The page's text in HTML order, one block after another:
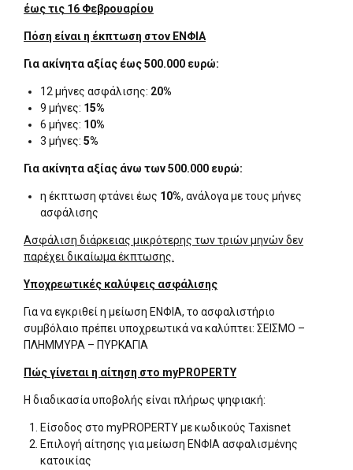
έως τις 16 Φεβρουαρίου
Πόση είναι η έκπτωση στον ΕΝΦΙΑ
Για ακίνητα αξίας έως 500.000 ευρώ:
12 μήνες ασφάλισης: 20%
9 μήνες: 15%
6 μήνες: 10%
3 μήνες: 5%
Για ακίνητα αξίας άνω των 500.000 ευρώ:
η έκπτωση φτάνει έως 10%, ανάλογα με τους μήνες
ασφάλισης
Ασφάλιση διάρκειας μικρότερης των τριών μηνών δεν
παρέχει δικαίωμα έκπτωσης.
Υποχρεωτικές καλύψεις ασφάλισης
Για να εγκριθεί η μείωση ΕΝΦΙΑ, το ασφαλιστήριο
συμβόλαιο πρέπει υποχρεωτικά να καλύπτει: ΣΕΙΣΜΟ –
ΠΛΗΜΜΥΡΑ – ΠΥΡΚΑΓΙΑ
Πώς γίνεται η αίτηση στο myPROPERTY
Η διαδικασία υποβολής είναι πλήρως ψηφιακή:
Είσοδος στο myPROPERTY με κωδικούς Taxisnet
Επιλογή αίτησης για μείωση ΕΝΦΙΑ ασφαλισμένης
κατοικίας